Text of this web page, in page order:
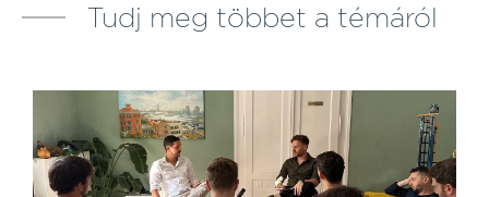
Tudj meg többet a témáról